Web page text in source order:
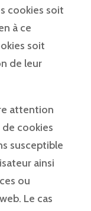
cookies soit
à ce
soit
de leur
attention
cookies
susceptible
ainsi
ou
Le cas